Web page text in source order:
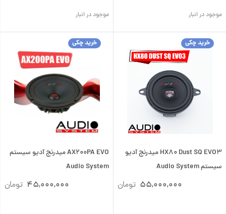
موجود در انبار موجود در انبار
خرید چکی
HX80 Dust SQ EVO3 میدرنج آدیو
سیستم Audio System
55,000,000 تومان
خرید چکی
AX200PA EVO میدرنج آدیو سیستم
Audio System
45,000,000 تومان